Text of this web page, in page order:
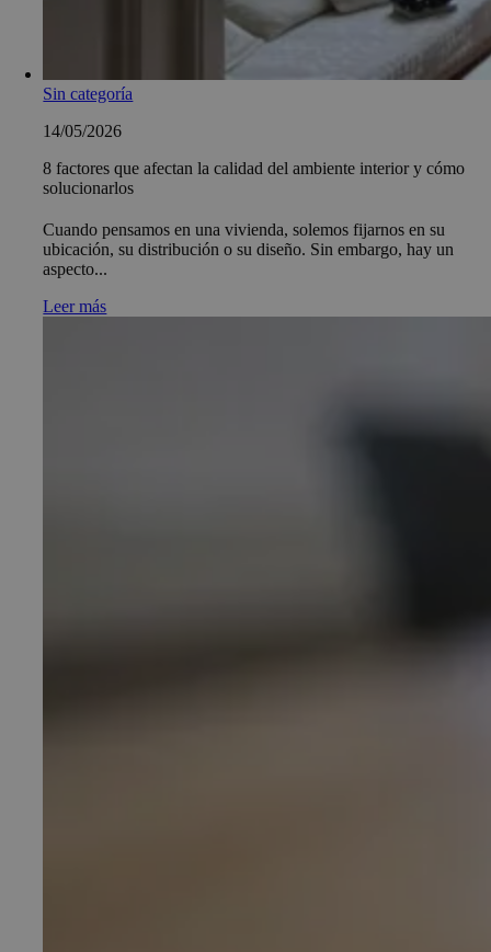
Sin categoría
14/05/2026
8 factores que afectan la calidad del ambiente interior y cómo
solucionarlos
Cuando pensamos en una vivienda, solemos fijarnos en su
ubicación, su distribución o su diseño. Sin embargo, hay un
aspecto...
Leer más